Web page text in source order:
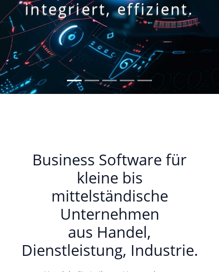
Business Software für
kleine bis
mittelständische
Unternehmen
aus Handel,
Dienstleistung, Industrie.